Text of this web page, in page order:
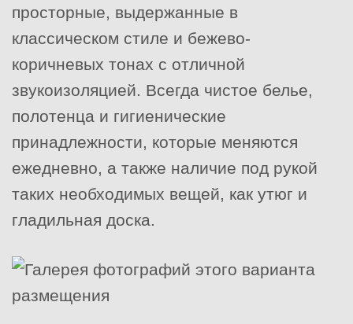
просторные, выдержанные в
классическом стиле и бежево-
коричневых тонах с отличной
звукоизоляцией. Всегда чистое белье,
полотенца и гигиенические
принадлежности, которые меняются
ежедневно, а также наличие под рукой
таких необходимых вещей, как утюг и
гладильная доска.